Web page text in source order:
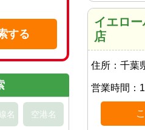
イエロ
店
住所： 千葉
営業時間：
する
名 空港名